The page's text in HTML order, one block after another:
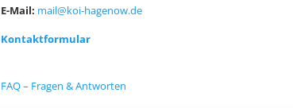
E-Mail: mail@koi-hagenow.de
Kontaktformular
FAQ – Fragen & Antworten